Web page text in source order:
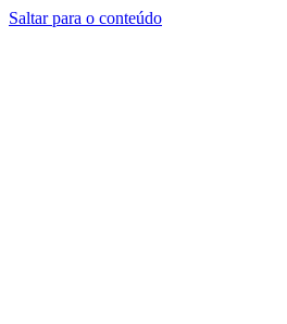
Saltar para o conteúdo